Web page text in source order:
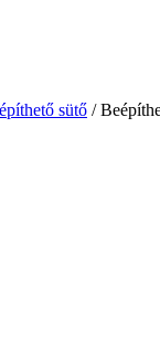
sütő /